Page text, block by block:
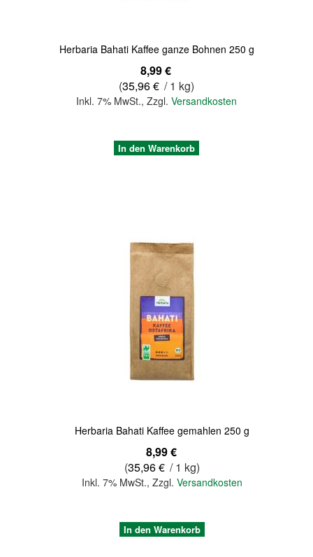
Herbaria Bahati Kaffee ganze Bohnen 250 g
8,99 €
(35,96 € / 1 kg)
Inkl. 7% MwSt., Zzgl. Versandkosten
In den Warenkorb
Herbaria Bahati Kaffee gemahlen 250 g
8,99 €
(35,96 € / 1 kg)
Inkl. 7% MwSt.,Zzgl.Versandkosten
In den Warenkorb